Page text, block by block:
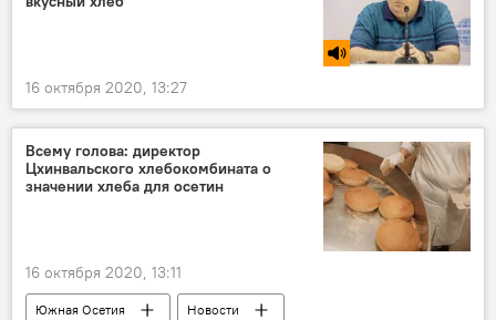
16 октября 2020, 13:27
Всему голова: директор
Цхинвальского хлебокомбината о
значении хлеба для осетин
16 октября 2020, 13:11
Южная Осетия
Новости